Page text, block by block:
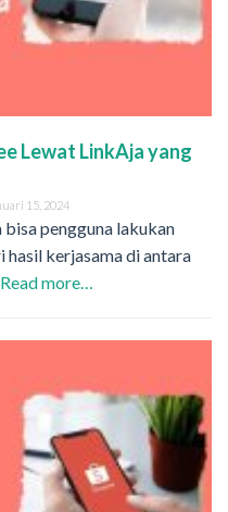
Lewat LinkAja yang
15, 2024
pengguna lakukan
kerjasama di antara
more…